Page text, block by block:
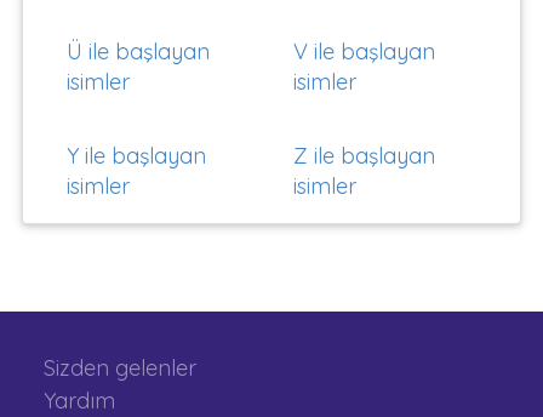
Ü ile başlayan
isimler
V ile başlayan
isimler
Y ile başlayan
isimler
Z ile başlayan
isimler
Sizden gelenler
Yardım